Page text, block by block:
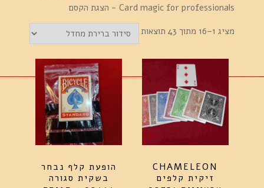
Card magic for professionals - הצגת הקסם
מציג 1–16 מתוך 43 תוצאות
CHAMELEON
זיקית קלפים
הופעת קלף נבחר
בשקית סגורה